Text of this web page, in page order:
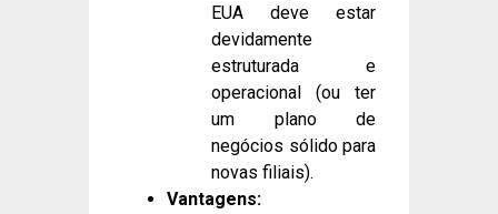
EUA deve estar
devidamente
estruturada e
operacional (ou ter
um plano de
negócios sólido para
novas filiais).
Vantagens: